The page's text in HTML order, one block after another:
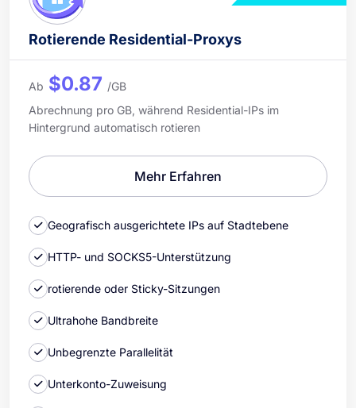
Rotierende Residential-Proxys
Ab $0.87 /GB
Abrechnung pro GB, während Residential-IPs im
Hintergrund automatisch rotieren
Mehr Erfahren
Geografisch ausgerichtete IPs auf Stadtebene
HTTP- und SOCKS5-Unterstützung
rotierende oder Sticky-Sitzungen
Ultrahohe Bandbreite
Unbegrenzte Parallelität
Unterkonto-Zuweisung